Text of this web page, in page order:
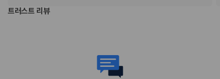
간이 침대 이용 요금: 1박 기준, CNY 450.0
트러스트 리뷰